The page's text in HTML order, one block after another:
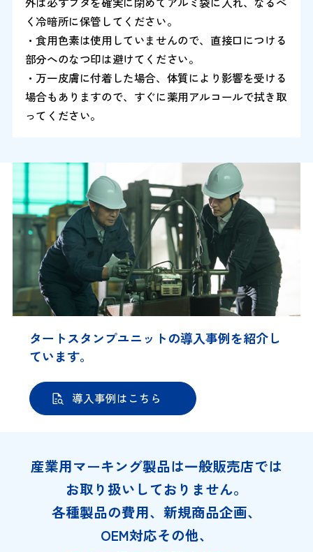
く冷暗所に保管してください。
・食用色素は使用していませんので、直接口につける
部分へのなつ印は避けてください。
・万一皮膚に付着した場合、体質により影響を受ける
場合もありますので、すぐに薬用アルコールで拭き取
ってください。
タートスタンプユニットの導入事例を紹介し
ています。
導入事例はこちら
産業用マーキング製品は一般販売店では
お取り扱いしておりません。
各種製品の費用、新規商品企画、
OEM対応その他、